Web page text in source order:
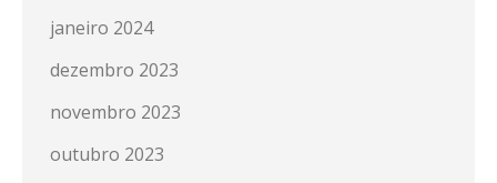
janeiro 2024
dezembro 2023
novembro 2023
outubro 2023